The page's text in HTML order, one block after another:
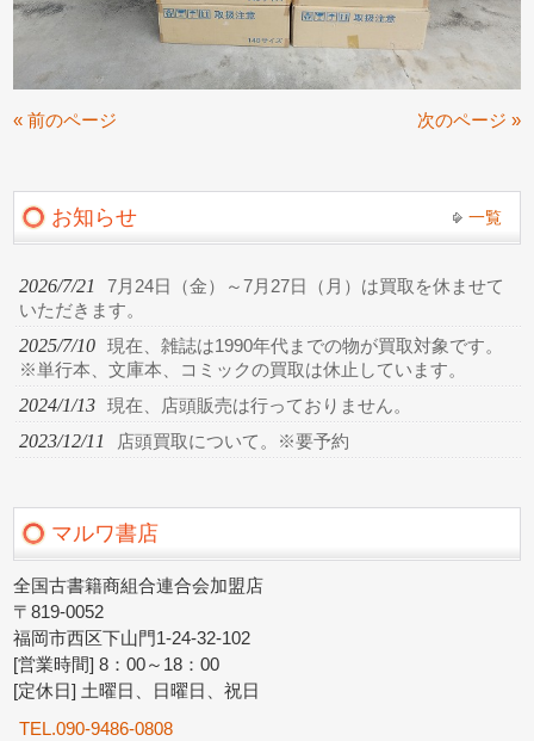
« 前のページ 次のページ »
お知らせ 一覧
2026/7/21
7月24日（金）～7月27日（月）は買取を休ませて
いただきます。
2025/7/10
現在、雑誌は1990年代までの物が買取対象です。
※単行本、文庫本、コミックの買取は休止しています。
2024/1/13 現在、店頭販売は行っておりません。
2023/12/11 店頭買取について。※要予約
マルワ書店
全国古書籍商組合連合会加盟店
〒819-0052
福岡市西区下山門1-24-32-102
[営業時間] 8：00～18：00
[定休日] 土曜日、日曜日、祝日
TEL.090-9486-0808